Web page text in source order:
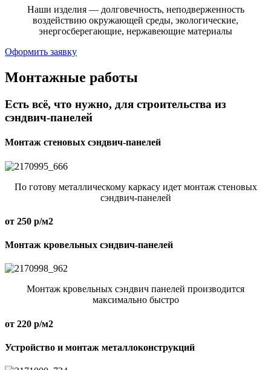
Наши изделия — долговечность, неподверженность
воздействию окружающей среды, экологические,
энергосберегающие, нержавеющие материалы
Оформить заявку
Монтажные работы
Есть всё, что нужно, для строительства из
сэндвич-панелей
Монтаж стеновых сэндвич-панелей
По готову металлическому каркасу идет монтаж стеновых
сэндвич-панелей
от 250 р/м2
Монтаж кровельных сэндвич-панелей
Монтаж кровельных сэндвич панелей производится
максимально быстро
от 220 р/м2
Устройство и монтаж металлоконструкций